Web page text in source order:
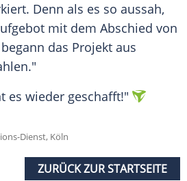
Denn als es so aussah,
mit dem Abschied von
das Projekt aus
es wieder geschafft!"
Dienst, Köln
ZURÜCK ZUR STARTSEITE